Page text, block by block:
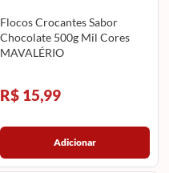
Flocos Crocantes Sabor
Chocolate 500g Mil Cores
MAVALÉRIO
R$ 15,99
Adicionar